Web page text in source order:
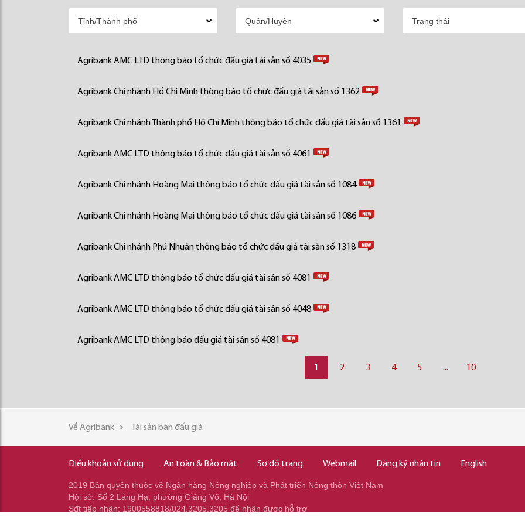
Agribank AMC LTD thông báo tổ chức đấu giá tài sản số 4035
Agribank Chi nhánh Hồ Chí Minh thông báo tổ chức đấu giá tài sản số 1362
Agribank Chi nhánh Thành phố Hồ Chí Minh thông báo tổ chức đấu giá tài sản số 1361
Agribank AMC LTD thông báo tổ chức đấu giá tài sản số 4061
Agribank Chi nhánh Hoàng Mai thông báo tổ chức đấu giá tài sản số 1084
Agribank Chi nhánh Hoàng Mai thông báo tổ chức đấu giá tài sản số 1086
Agribank Chi nhánh Phú Nhuận thông báo tổ chức đấu giá tài sản số 1318
Agribank AMC LTD thông báo tổ chức đấu giá tài sản số 4081
Agribank AMC LTD thông báo tổ chức đấu giá tài sản số 4048
Agribank AMC LTD thông báo đấu giá tài sản số 4081
1 2 3 4 5 ... 10
Về Agribank Tài sản bán đấu giá
Điều khoản sử dụng An toàn & Bảo mật Sơ đồ trang Webmail Đăng ký nhận tin English
2019 Bản quyền thuộc về Ngân hàng Nông nghiệp và Phát triển Nông thôn Việt Nam
Hội sở: Số 2 Láng Hạ, phường Giảng Võ, Hà Nội
Sđt tiếp nhận: 1900558818/024.3205.3205 để nhận được hỗ trợ